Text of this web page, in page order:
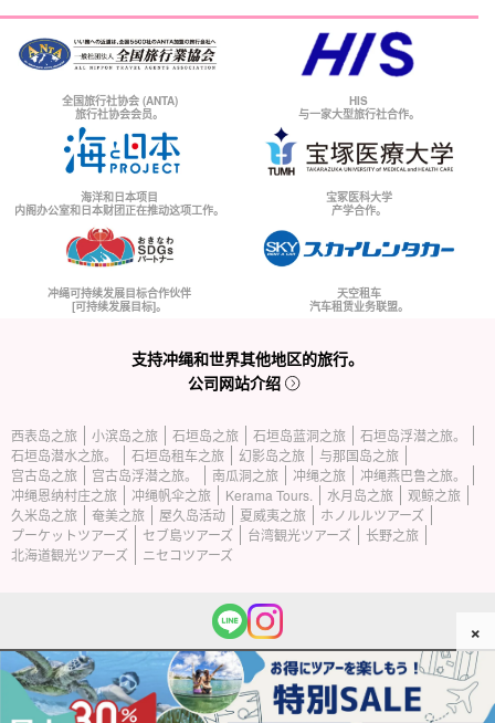
全国旅行社协会 (ANTA)
旅行社协会会员。
HIS
与一家大型旅行社合作。
海洋和日本项目
内阁办公室和日本财团正在推动这项工作。
宝冢医科大学
产学合作。
冲绳可持续发展目标合作伙伴
[可持续发展目标]。
天空租车
汽车租赁业务联盟。
支持冲绳和世界其他地区的旅行。
公司网站介绍
西表岛之旅 小滨岛之旅 石垣岛之旅 石垣岛蓝洞之旅
石垣岛浮潜之旅。
石垣岛潜水之旅。
石垣岛租车之旅 幻影岛之旅
与那国岛之旅
宫古岛之旅
宫古岛浮潜之旅。 南瓜洞之旅 冲绳之旅
冲绳燕巴鲁之旅。
冲绳恩纳村庄之旅
冲绳帆伞之旅 Kerama Tours. 水月岛之旅
观鲸之旅
久米岛之旅
奄美之旅 屋久岛活动 夏威夷之旅
ホノルルツアーズ
プーケットツアーズ
セブ島ツアーズ 台湾観光ツアーズ
长野之旅
北海道観光ツアーズ
ニセコツアーズ
(c) 2026 西表岛旅游公司版权所有。.
×